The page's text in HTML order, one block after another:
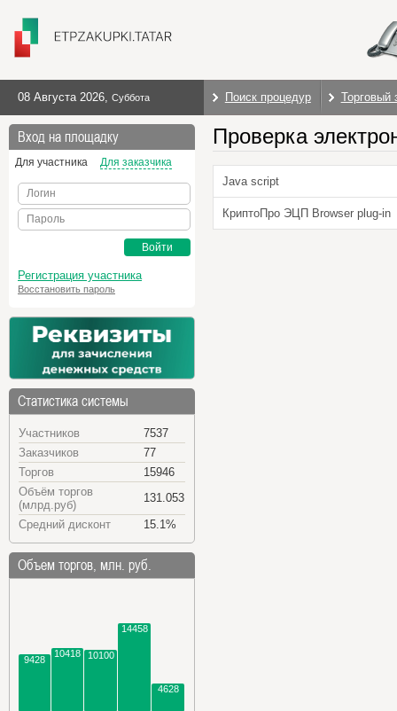
08 Августа 2026, Суббота Поиск процедур Торговый
Вход на площадку
Для участника Для заказчика
Логин
Пароль
Войти
Регистрация участника
Восстановить пароль
Статистика системы
Участников
7537
Заказчиков
77
Торгов
15946
Объём торгов
(млрд.руб)
131.053
Средний дисконт
15.1%
Объем торгов, млн. руб.
9428
10418 10100
14458
4628
Проверка
Java script
КриптоПро ЭЦП Browser plug-in